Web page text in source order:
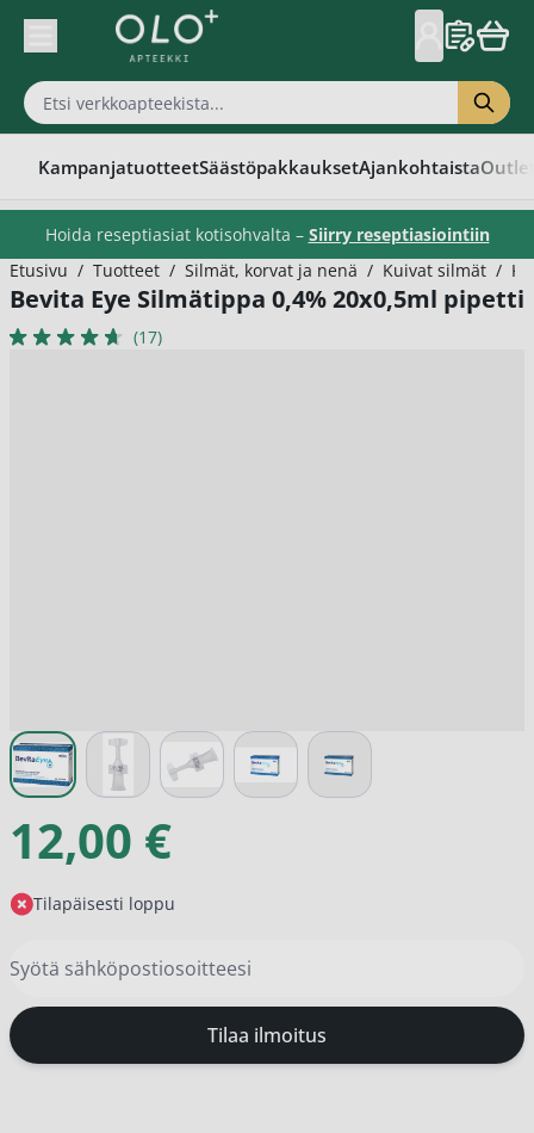
Skip to Content
KampanjatuotteetSäästöpakkauksetAjankohtaista
Hoida reseptiasiat kotisohvalta – Siirry reseptiasiointiin
Etusivu / Tuotteet / Silmät, korvat ja nenä / Kuivat silmät /
Bevita Eye Silmätippa 0,4% 20x0,5ml pipetti
(17)
View larger imageView larger imageView larger imageView larger imageView larger image
12,00 €
Tilapäisesti loppu
Tilaa ilmoitus